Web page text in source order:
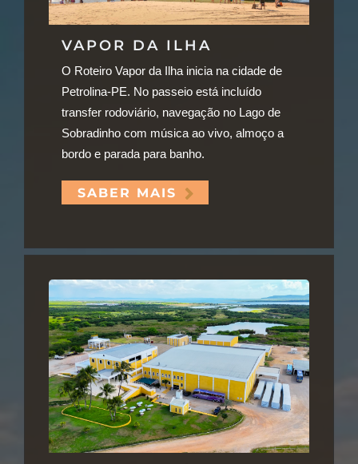
VAPOR DA ILHA
O Roteiro Vapor da Ilha inicia na cidade de
Petrolina-PE. No passeio está incluído
transfer rodoviário, navegação no Lago de
Sobradinho com música ao vivo, almoço a
bordo e parada para banho.
SABER MAIS